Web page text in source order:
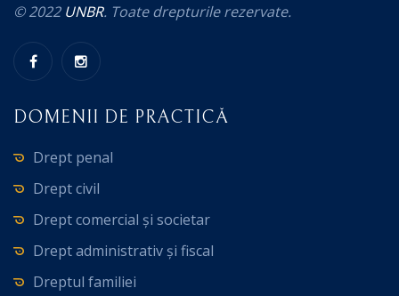
© 2022 UNBR. Toate drepturile rezervate.
DOMENII DE PRACTICĂ
Drept penal
Drept civil
Drept comercial și societar
Drept administrativ și fiscal
Dreptul familiei